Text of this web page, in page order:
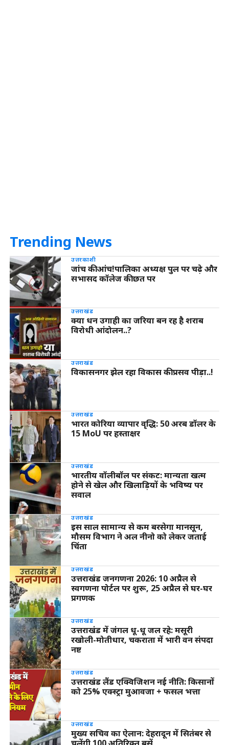
Trending News
उत्तरकाशी
जांच की आंच!पालिका अध्यक्ष पुल पर चढ़े और
सभासद कॉलेज की छत पर
उत्तराखंड
क्या धन उगाही का जरिया बन रह है शराब
विरोधी आंदोलन..?
उत्तराखंड
विकासनगर झेल रहा विकास की प्रसव पीड़ा..!
उत्तराखंड
भारत कोरिया व्यापार वृद्धि: 50 अरब डॉलर के
15 MoU पर हस्ताक्षर
उत्तराखंड
भारतीय वॉलीबॉल पर संकट: मान्यता खत्म
होने से खेल और खिलाड़ियों के भविष्य पर
सवाल
उत्तराखंड
इस साल सामान्य से कम बरसेगा मानसून,
मौसम विभाग ने अल नीनो को लेकर जताई
चिंता
उत्तराखंड
उत्तराखंड जनगणना 2026: 10 अप्रैल से
स्वगणना पोर्टल पर शुरू, 25 अप्रैल से घर-घर
प्रगणक
उत्तराखंड
उत्तराखंड में जंगल धू-धू जल रहे: मसूरी
रखोली-मोतीधार, चकराता में भारी वन संपदा
नष्ट
उत्तराखंड
उत्तराखंड लैंड एक्विजिशन नई नीति: किसानों
को 25% एक्स्ट्रा मुआवजा + फसल भत्ता
उत्तराखंड
मुख्य सचिव का ऐलान: देहरादून में सितंबर से